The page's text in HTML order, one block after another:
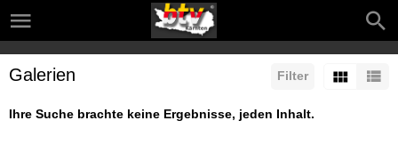
Filter
Galerien
Ihre Suche brachte keine Ergebnisse, jeden Inhalt.